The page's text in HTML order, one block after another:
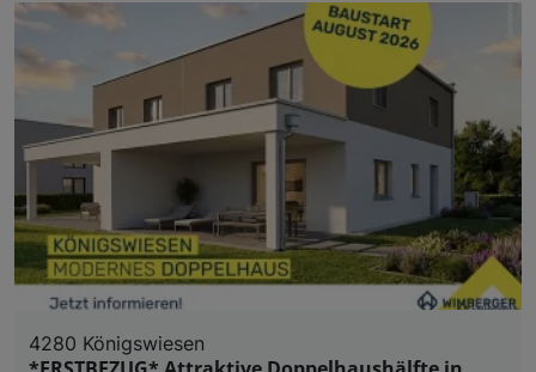
4280 Königswiesen